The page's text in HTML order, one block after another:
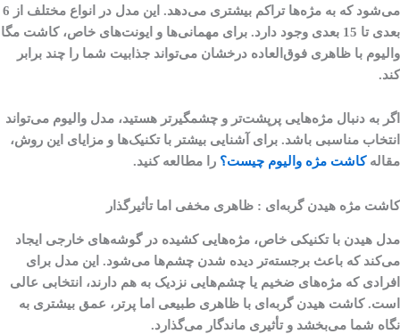
می‌شود که به مژه‌ها تراکم بیشتری می‌دهد. این مدل در انواع مختلف از 6
بعدی تا 15 بعدی وجود دارد. برای مهمانی‌ها و ایونت‌های خاص، کاشت مگا
والیوم با ظاهری فوق‌العاده درخشان می‌تواند جذابیت شما را چند برابر
کند.
اگر به دنبال مژه‌هایی پرپشت‌تر و چشمگیرتر هستید، مدل والیوم می‌تواند
انتخاب مناسبی باشد. برای آشنایی بیشتر با تکنیک‌ها و مزایای این روش،
مقالهکاشت مژه والیوم چیست؟ را مطالعه کنید.
کاشت مژه هیدن گربه‌ای : ظاهری مخفی اما تأثیرگذار
مدل هیدن با تکنیکی خاص، مژه‌هایی کشیده در گوشه‌های خارجی ایجاد
می‌کند که باعث برجسته‌تر دیده شدن چشم‌ها می‌شود. این مدل برای
افرادی که مژه‌های ضخیم یا چشم‌هایی نزدیک به هم دارند، انتخابی عالی
است. کاشت هیدن گربه‌ای با ظاهری طبیعی اما پرتر، عمق بیشتری به
نگاه شما می‌بخشد و تأثیری ماندگار می‌گذارد.